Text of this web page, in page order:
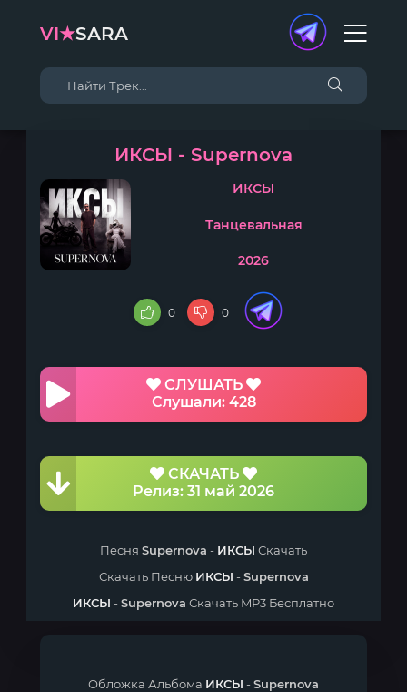
VI★SARA
ИКСЫ - Supernova
ИКСЫ
Танцевальная
2026
0 0
СЛУШАТЬ
Слушали: 428
СКАЧАТЬ
Релиз: 31 май 2026
Песня Supernova - ИКСЫ Скачать
Скачать Песню ИКСЫ -Supernova
ИКСЫ -Supernova Скачать MP3 Бесплатно
Обложка Альбома ИКСЫ -Supernova